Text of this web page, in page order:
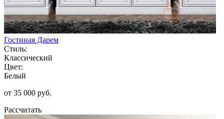
Гостиная Дарем
Стиль:
Классический
Цвет:
Белый
от 35 000 руб.
Рассчитать